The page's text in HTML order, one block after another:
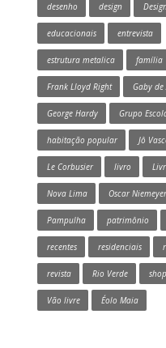
desenho design
educacionais entrevista
estrutura metalica família
Frank Lloyd Right Gaby de
George Hardy Grupo
habitação popular Jô
Le Corbusier livro
Nova Lima Oscar Niemeyer
Pampulha patrimônio
recentes residenciais
revista Rio Verde
Vão livre Éolo Maia